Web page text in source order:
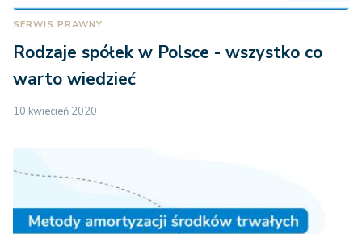
SERWIS PRAWNY
Rodzaje spółek w Polsce - wszystko co
warto wiedzieć
10 kwiecień 2020